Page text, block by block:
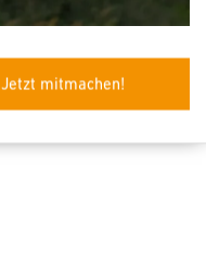
Jetzt mitmachen!Sensor-LED-Strahler